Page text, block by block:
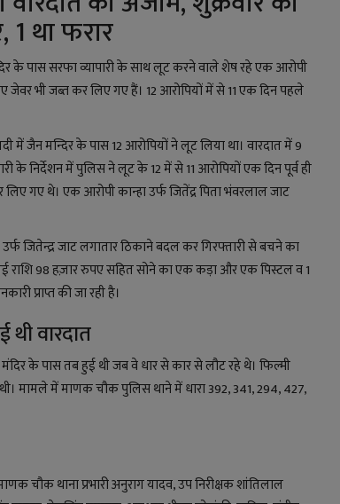
1 था फरार
के पास सरफा व्यापारी के साथ लूट करने वाले शेष रहे एक आरोपी
भी जब्त कर लिए गए हैं। 12 आरोपियों में से 11 एक दिन पहले
में जैन मन्दिर के पास 12 आरोपियों ने लूट लिया था। वारदात में 9
निर्देशन में पुलिस ने लूट के 12 में से 11 आरोपियों एक दिन पूर्व ही
गए थे। एक आरोपी कान्हा उर्फ जितेंद्र पिता भंवरलाल जाट
उर्फ जितेन्द्र जाट लगातार ठिकाने बदल कर गिरफ्तारी से बचने का
राशि 98 हज़ार रुपए सहित सोने का एक कड़ा और एक पिस्टल व 1
प्राप्त की जा रही है।
वारदात
के पास तब हुई थी जब वे धार से कार से लौट रहे थे। फिल्मी
मामले में माणक चौक पुलिस थाने में धारा 392, 341, 294, 427,
चौक थाना प्रभारी अनुराग यादव, उप निरीक्षक शांतिलाल